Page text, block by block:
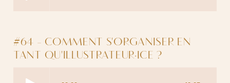
#64 - COMMENT S'ORGANISER EN
TANT QU'ILLUSTRATEUR·ICE ?